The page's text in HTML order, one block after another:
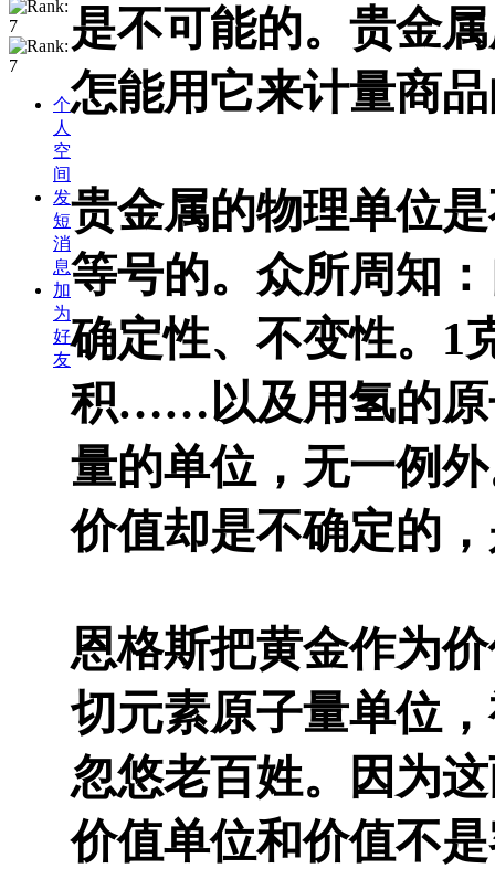
个
人
空
间
发
短
消
息
加
为
好
友
是不可能的。贵金
怎能用它来计量商
贵金属的物理单位
等号的。众所周知
确定性、不变性。1
积……以及用氢的原
量的单位，无一例
价值却是不确定的
恩格斯把黄金作为
切元素原子量单位
忽悠老百姓。因为
价值单位和价值不